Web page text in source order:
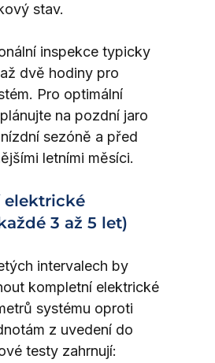
stav.
inspekce typicky
dvě hodiny pro
Pro optimální
na pozdní jaro
sezóně a před
letními měsíci.
elektrické
3 až 5 let)
intervalech by
kompletní elektrické
systému oproti
z uvedení do
testy zahrnují: